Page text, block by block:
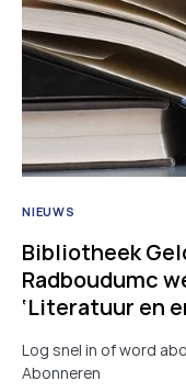
NIEUWS
Bibliotheek
Radboudumc
‘Literatuur en
Log snel in of word
Abonneren